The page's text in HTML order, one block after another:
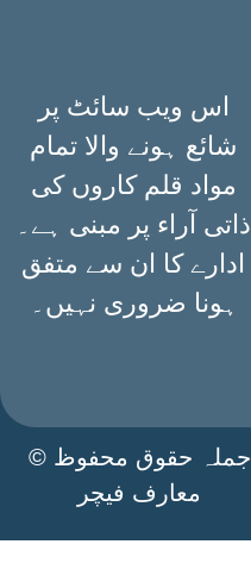
اس ویب سائٹ پر
شائع ہونے والا تمام
مواد قلم کاروں کی
ذاتی آراء پر مبنی ہے۔
ادارے کا ان سے متفق
ہونا ضروری نہیں۔
جملہ حقوق محفوظ ©
معارف فیچر